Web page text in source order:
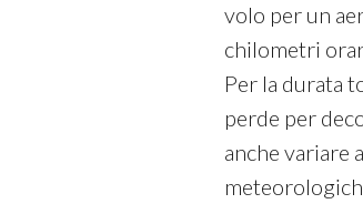
volo per un
chilometri
Per la durata
perde per
anche variare